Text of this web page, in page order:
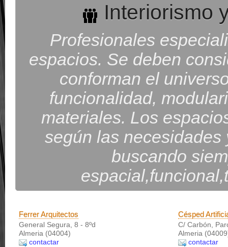
Interiorismo
Profesionales
espacios. Se deben
conforman el
funcionalidad,
materiales. Los
según las
buscando
Ferrer Arquitectos
General Segura, 8 - 8ºd
Almeria (04004)
contactar
Césped
C/ Carbón,
Almeria
contactar